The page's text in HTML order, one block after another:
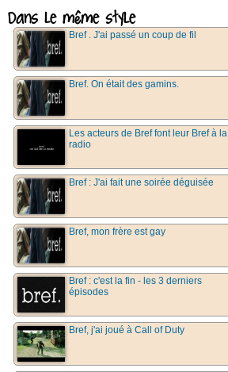
Dans le même style
Bref . J'ai passé un coup de fil
Bref. On était des gamins.
Les acteurs de Bref font leur Bref à la
radio
Bref : J'ai fait une soirée déguisée
Bref, mon frère est gay
Bref : c'est la fin - les 3 derniers
épisodes
Bref, j'ai joué à Call of Duty